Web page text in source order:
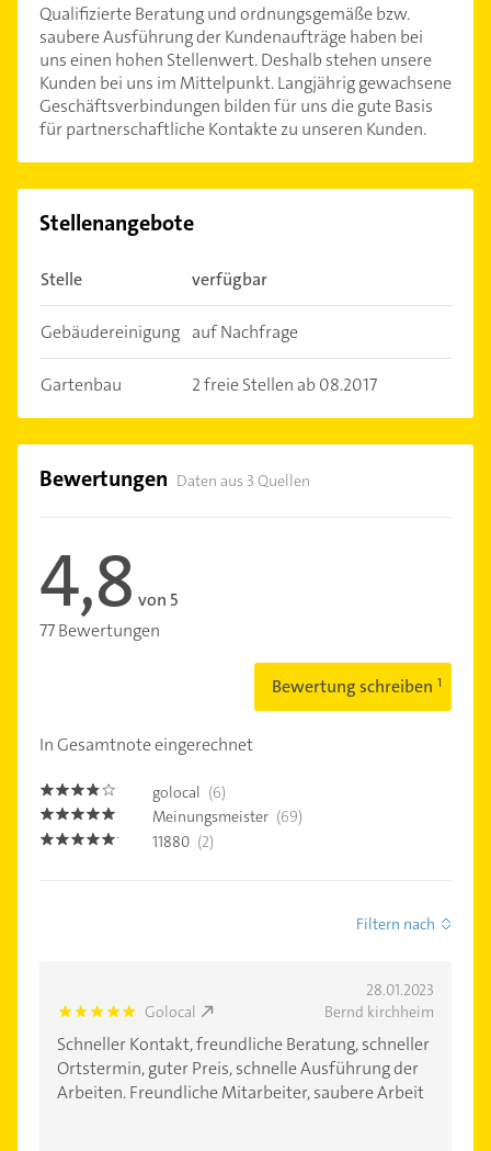
Qualifizierte Beratung und ordnungsgemäße bzw.
saubere Ausführung der Kundenaufträge haben bei
uns einen hohen Stellenwert. Deshalb stehen unsere
Kunden bei uns im Mittelpunkt. Langjährig gewachsene
Geschäftsverbindungen bilden für uns die gute Basis
für partnerschaftliche Kontakte zu unseren Kunden.
Stellenangebote
Stelle verfügbar
Gebäudereinigung auf Nachfrage
Gartenbau 2 freie Stellen ab 08.2017
Bewertungen Daten aus 3 Quellen
4,8 von 5
77 Bewertungen
Bewertung schreiben
In Gesamtnote eingerechnet
3.7 golocal (6)
4.9 Meinungsmeister (69)
5.0 11880 (2)
Filtern nach
28.01.2023
5.0 Golocal Bernd kirchheim
Schneller Kontakt, freundliche Beratung, schneller
Ortstermin, guter Preis, schnelle Ausführung der
Arbeiten. Freundliche Mitarbeiter, saubere Arbeit